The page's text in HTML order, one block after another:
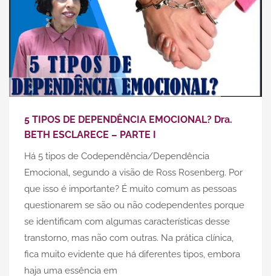
5 TIPOS DE DEPENDÊNCIA EMOCIONAL? Dra.
BETH ESCLARECE – PARTE I
Há 5 tipos de Codependência/Dependência
Emocional, segundo a visão de Ross Rosenberg. Por
que isso é importante? É muito comum as pessoas
questionarem se são ou não codependentes porque
se identificam com algumas características desse
transtorno, mas não com outras. Na prática clínica,
fica muito evidente que há diferentes tipos, embora
haja uma essência em